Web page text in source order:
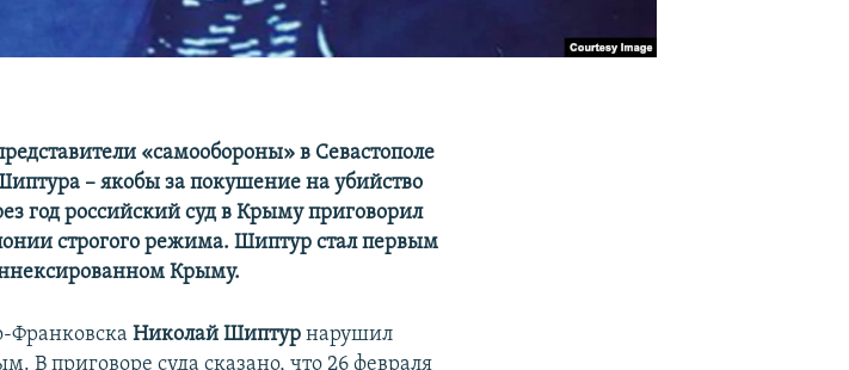
«самообороны» в Севастополе
– якобы за покушение на убийство
год российский суд в Крыму приговорил
строгого режима. Шиптур стал первым
Крыму.
ФранковскаНиколай Шиптур нарушил
В приговоре суда сказано, что 26 февраля